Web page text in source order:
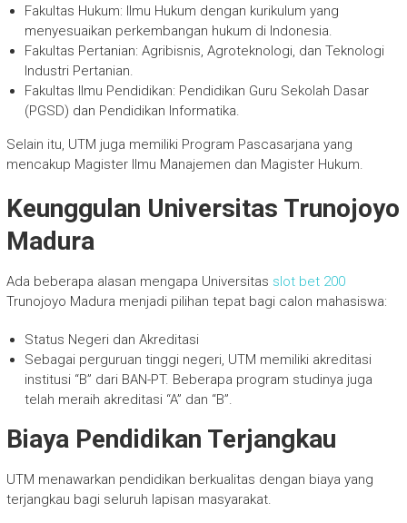
Fakultas Hukum: Ilmu Hukum dengan kurikulum yang
menyesuaikan perkembangan hukum di Indonesia.
Fakultas Pertanian: Agribisnis, Agroteknologi, dan Teknologi
Industri Pertanian.
Fakultas Ilmu Pendidikan: Pendidikan Guru Sekolah Dasar
(PGSD) dan Pendidikan Informatika.
Selain itu, UTM juga memiliki Program Pascasarjana yang
mencakup Magister Ilmu Manajemen dan Magister Hukum.
Keunggulan Universitas Trunojoyo
Madura
Ada beberapa alasan mengapa Universitas slot bet 200
Trunojoyo Madura menjadi pilihan tepat bagi calon mahasiswa:
Status Negeri dan Akreditasi
Sebagai perguruan tinggi negeri, UTM memiliki akreditasi
institusi “B” dari BAN-PT. Beberapa program studinya juga
telah meraih akreditasi “A” dan “B”.
Biaya Pendidikan Terjangkau
UTM menawarkan pendidikan berkualitas dengan biaya yang
terjangkau bagi seluruh lapisan masyarakat.